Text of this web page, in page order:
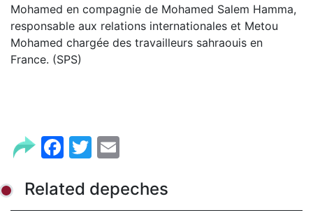
Mohamed en compagnie de Mohamed Salem Hamma,
responsable aux relations internationales et Metou
Mohamed chargée des travailleurs sahraouis en
France. (SPS)
Facebook
Twitter
Related depeches